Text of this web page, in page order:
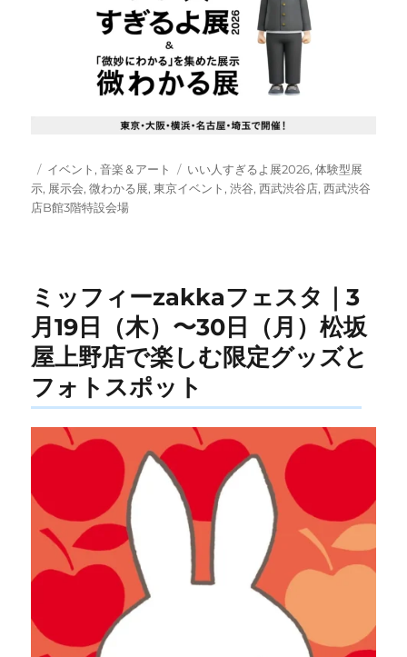
投
稿
日:
カ
テ
ゴ
イベント ,音楽＆アート
タ
グ
いい人すぎるよ展2026,体験型展
示, 展示会,微わかる展,東京イベント ,渋谷,西武渋谷店,西武渋谷
店B館3階特設会場
ミッフィーzakkaフェスタ｜3
月19日（木）〜30日（月）松坂
屋上野店で楽しむ限定グッズと
フォトスポット